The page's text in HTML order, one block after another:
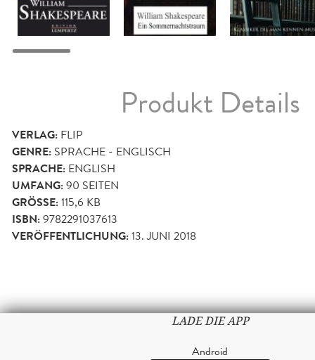
Produkt Details
VERLAG: FLIP
GENRE: SPRACHE - ENGLISCH
SPRACHE: ENGLISH
UMFANG:90 SEITEN
GRÖSSE: 115,6 KB
ISBN:9782291037613
VERÖFFENTLICHUNG:13. JUNI 2018
LADE DIE APP
Android